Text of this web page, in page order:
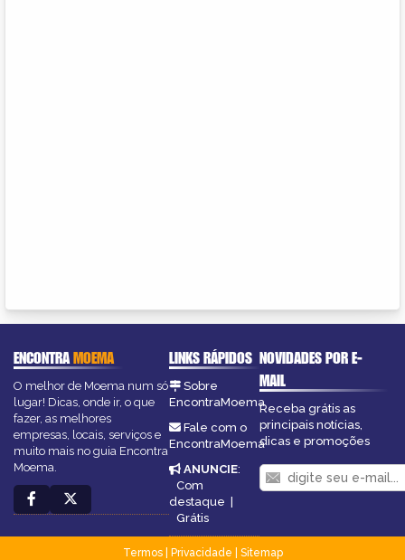
ENCONTRAMOEMA
O melhor de Moema num só
lugar! Dicas, onde ir, o que
fazer, as melhores
empresas, locais, serviços e
muito mais no guia Encontra
Moema.
LINKS RÁPIDOS
Sobre
EncontraMoema
Fale com o
EncontraMoema
ANUNCIE:
Com
destaque |
Grátis
NOVIDADES POR E-
MAIL
Receba grátis as
principais notícias,
dicas e promoções
Termos| Privacidade
Sitemap